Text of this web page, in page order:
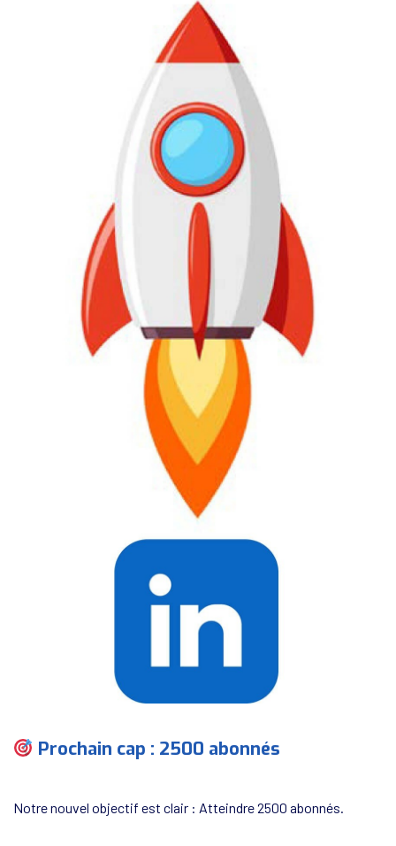
Prochain cap : 2500 abonnés
Notre nouvel objectif est clair : Atteindre 2500 abonnés.